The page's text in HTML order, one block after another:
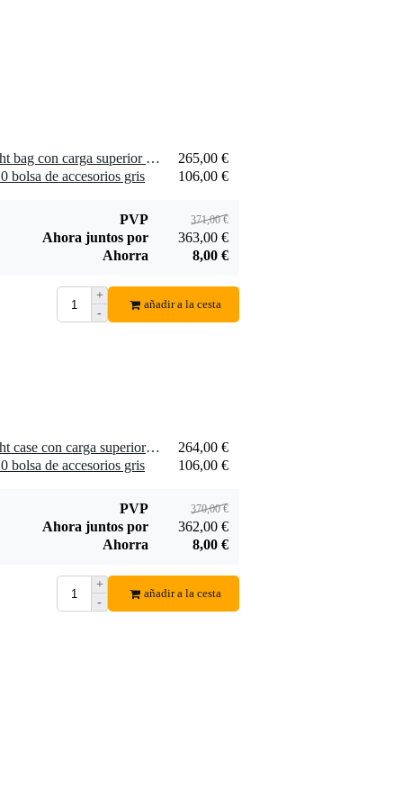
1 x Mono M80 Vertigo flight bag con carga superior para guitarra eléctrica gris
265,00 €
bolsa de accesorios gris
106,00 €
PVP 371,00 €
Ahora juntos por
363,00 €
Ahorra
8,00 €
+
-
añadir a la cesta
1 x Mono M80 Vertigo flight case con carga superior para guitarra eléctrica, gris
264,00 €
bolsa de accesorios gris
106,00 €
PVP 370,00 €
Ahora juntos por
362,00 €
Ahorra
8,00 €
+
-
añadir a la cesta